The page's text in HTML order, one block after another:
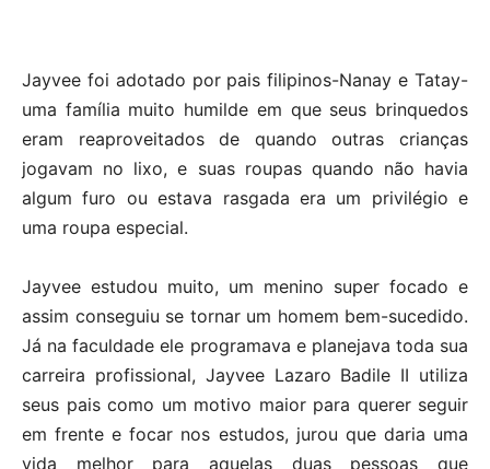
Jayvee foi adotado por pais filipinos-Nanay e Tatay-
uma família muito humilde em que seus brinquedos
eram reaproveitados de quando outras crianças
jogavam no lixo, e suas roupas quando não havia
algum furo ou estava rasgada era um privilégio e
uma roupa especial.
Jayvee estudou muito, um menino super focado e
assim conseguiu se tornar um homem bem-sucedido.
Já na faculdade ele programava e planejava toda sua
carreira profissional, Jayvee Lazaro Badile II utiliza
seus pais como um motivo maior para querer seguir
em frente e focar nos estudos, jurou que daria uma
vida melhor para aquelas duas pessoas que